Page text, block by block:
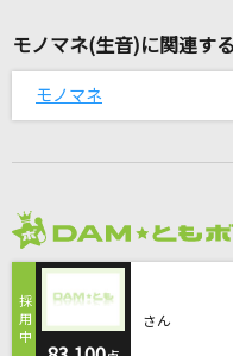
SPEED
浄土と阿修羅の金環
AKASAKI
夜明けまで強がらな
乃木坂46
モノマネ(生音)に関連す
モノマネ
さん